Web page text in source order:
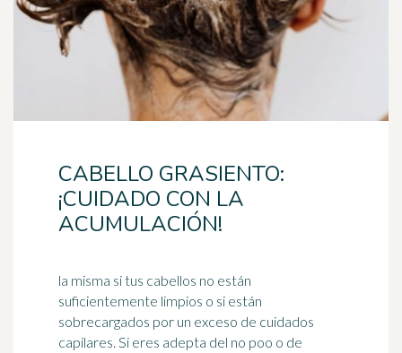
CABELLO GRASIENTO:
¡CUIDADO CON LA
ACUMULACIÓN!
la misma si tus cabellos no están
suficientemente limpios o si están
sobrecargados por un exceso de cuidados
capilares. Si eres adepta del no poo o de